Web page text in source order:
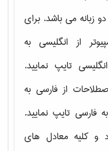
زبانه می باشد. برای
از انگلیسی به
تایپ نمایید.
از فارسی به
فارسی تایپ نمایید.
و کلیه معادل های